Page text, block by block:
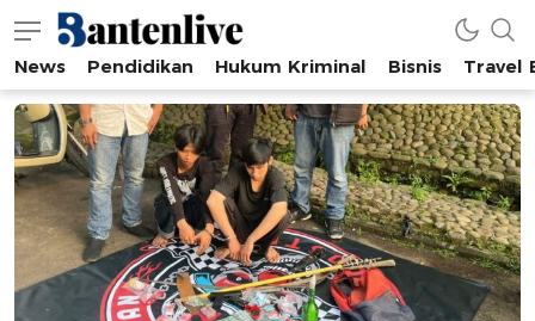
Bantenlive.com
Informasi Banten Terkini
News Pendidikan Hukum Kriminal Bisnis Travel